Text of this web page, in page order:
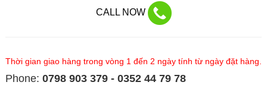
CALL NOW
Thời gian giao hàng trong vòng 1 đến 2 ngày tính từ ngày đặt hàng.
Phone: 0798 903 379 - 0352 44 79 78